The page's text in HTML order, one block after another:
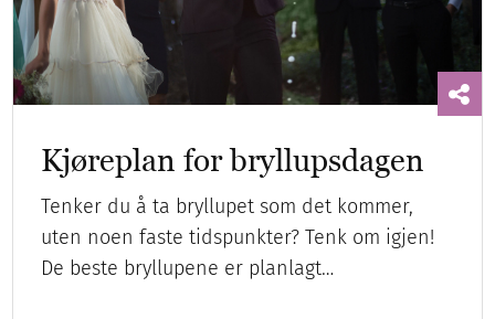
Kjøreplan for bryllupsdagen
Tenker du å ta bryllupet som det kommer,
uten noen faste tidspunkter? Tenk om igjen!
De beste bryllupene er planlagt…